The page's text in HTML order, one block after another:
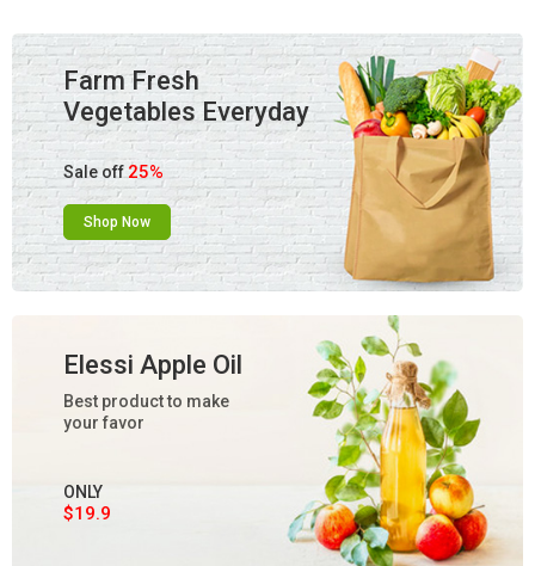
Farm Fresh
Vegetables Everyday
Sale off25%
Shop Now
Elessi Apple Oil
Best product to make
your favor
ONLY
$19.9